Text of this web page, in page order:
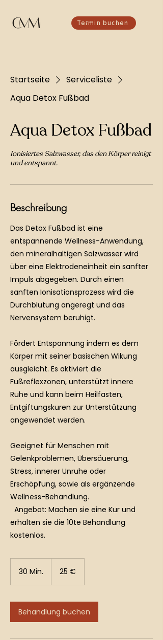
Termin buchen
Startseite
Serviceliste
Aqua Detox Fußbad
Aqua Detox Fußbad
Ionisiertes Salzwasser, das den Körper reinigt
und entspannt.
Beschreibung
Das Detox Fußbad ist eine
entspannende Wellness-Anwendung,
den mineralhaltigen Salzwasser wird
über eine Elektrodeneinheit ein sanfter
Impuls abgegeben. Durch einen
sanften Ionisationsprozess wird die
Durchblutung angeregt und das
Nervensystem beruhigt.
Fördert Entspannung indem es dem
Körper mit seiner basischen Wikung
ausgleicht. Es aktiviert die
Fußreflexzonen, unterstützt innere
Ruhe und kann beim Heilfasten,
Entgiftungskuren zur Unterstützung
angewendet werden.
Geeignet für Menschen mit
Gelenkproblemen, Übersäuerung,
Stress, innerer Unruhe oder
Erschöpfung, sowie als ergänzende
Wellness-Behandlung.
Angebot: Machen sie eine Kur und
erhalten sie die 10te Behandlung
kostenlos.
30 Min.
i
n
.
25 €
Behandlung buchen